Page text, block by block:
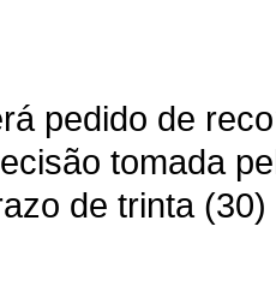
pedido de
tomada
de trinta (30)